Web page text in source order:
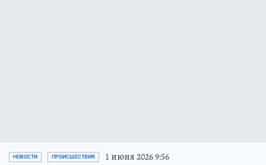
НОВОСТИ ПРОИСШЕСТВИЯ 1 июня 2026 9:56